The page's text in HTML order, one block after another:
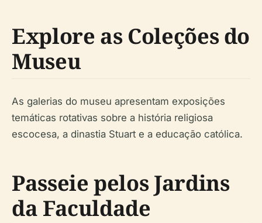
Explore as Coleções do
Museu
As galerias do museu apresentam exposições
temáticas rotativas sobre a história religiosa
escocesa, a dinastia Stuart e a educação católica.
Passeie pelos Jardins
da Faculdade